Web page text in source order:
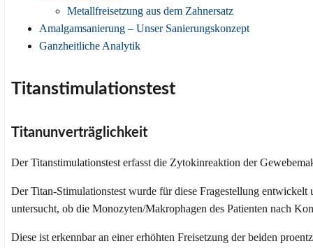
Metallfreisetzung aus dem Zahnersatz
Amalgamsanierung – Unser Sanierungskonzept
Ganzheitliche Analytik
Titanstimulationstest
Titanunverträglichkeit
Der Titanstimulationstest erfasst die Zytokinreaktion der
Der Titan-Stimulationstest wurde für diese Fragestellung
untersucht, ob die Monozyten/Makrophagen des Patienten nach
Diese ist erkennbar an einer erhöhten Freisetzung der beiden